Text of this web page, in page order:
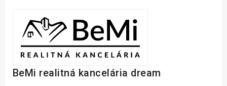
BeMi realitná kancelária dream